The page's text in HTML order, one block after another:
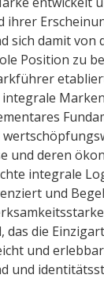
ihrer
sich damit
Position zu
integrale
und deren
integrale
und
das die
und
und